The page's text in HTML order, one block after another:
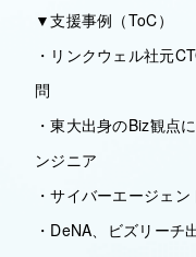
▼支援事例（ToC）
・リンクウェル社元
問
・東大出身のBiz観点
ンジニア
・サイバーエージェ
・DeNA、ビズリーチ